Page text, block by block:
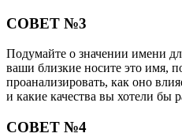
СОВЕТ №3
Подумайте о значении имени
ваши близкие носите это имя,
проанализировать, как оно
и какие качества вы хотели бы
СОВЕТ №4